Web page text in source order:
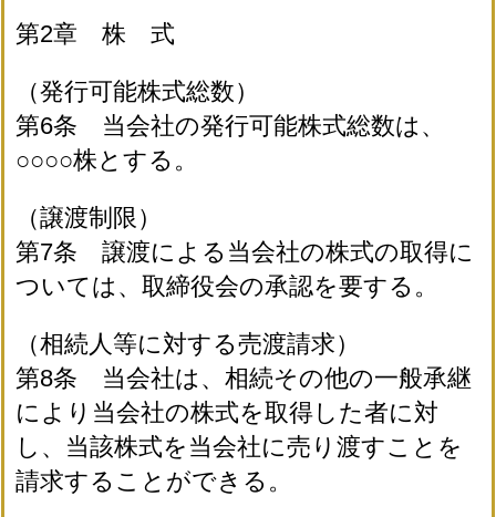
第2章 株 式
（発行可能株式総数）
第6条 当会社の発行可能株式総数は、
○○○○株とする。
（譲渡制限）
第7条 譲渡による当会社の株式の取得に
ついては、取締役会の承認を要する。
（相続人等に対する売渡請求）
第8条 当会社は、相続その他の一般承継
により当会社の株式を取得した者に対
し、当該株式を当会社に売り渡すことを
請求することができる。